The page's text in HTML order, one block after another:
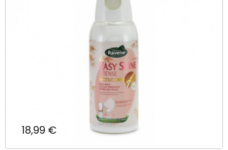
Prix
18,99 €